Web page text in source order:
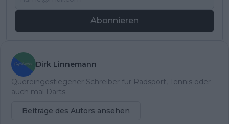
Abonnieren
Dirk Linnemann
Quereingestiegener Schreiber für Radsport, Tennis oder
auch mal Darts.
Beiträge des Autors ansehen